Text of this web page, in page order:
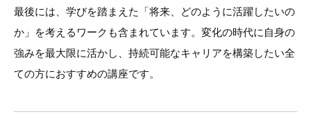
最後には、学びを踏まえた「将来、どのように活躍したいの
か」を考えるワークも含まれています。変化の時代に自身の
強みを最大限に活かし、持続可能なキャリアを構築したい全
ての方におすすめの講座です。